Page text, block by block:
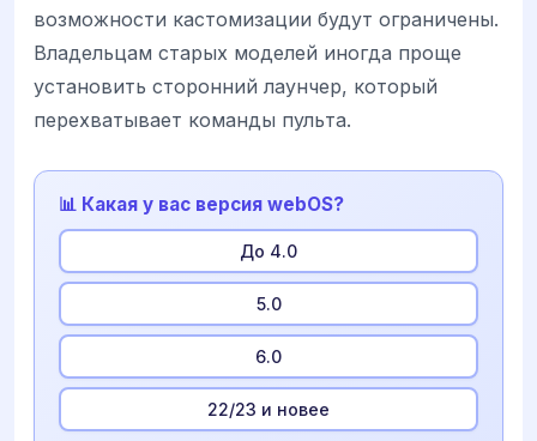
возможности кастомизации будут ограничены.
Владельцам старых моделей иногда проще
установить сторонний лаунчер, который
перехватывает команды пульта.
📊 Какая у вас версия webOS?
До 4.0
5.0
6.0
22/23 и новее